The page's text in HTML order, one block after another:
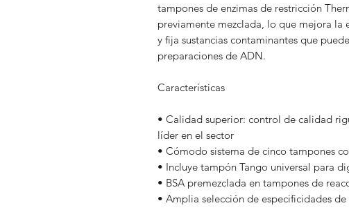
tampones de enzimas de restricción
previamente mezclada, lo que mejora la
y fija sustancias contaminantes que
preparaciones de ADN.
Características
• Calidad superior: control de calidad
líder en el sector
• Cómodo sistema de cinco tampones
• Incluye tampón Tango universal para
• BSA premezclada en tampones de
• Amplia selección de especificidades